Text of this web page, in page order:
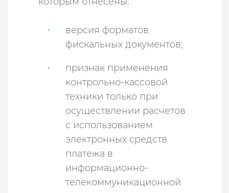
версия форматов
фискальных документов;
признак применения
контрольно-кассовой
техники только при
осуществлении расчетов
с использованием
электронных средств
платежа в
информационно-
телекоммуникационной